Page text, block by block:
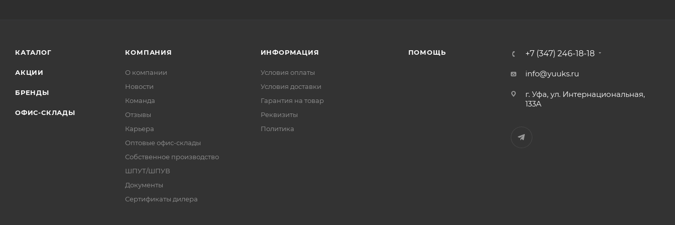
КАТАЛОГ
АКЦИИ
БРЕНДЫ
ОФИС-СКЛАДЫ
КОМПАНИЯ
О компании
Новости
Команда
Отзывы
Карьера
Оптовые офис-склады
Собственное производство
ШПУТ/ШПУВ
Документы
Сертификаты дилера
ИНФОРМАЦИЯ
Условия оплаты
Условия доставки
Гарантия на товар
Реквизиты
Политика
ПОМОЩЬ +7 (347) 246-18-18
info@yuuks.ru
г. Уфа, ул. Интернациональная,
133А